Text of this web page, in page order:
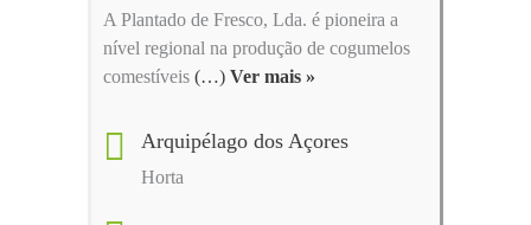
A Plantado de Fresco, Lda. é pioneira a
nível regional na produção de cogumelos
comestíveis (…) Ver mais »
Arquipélago dos Açores
Horta